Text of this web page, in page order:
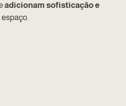
adicionam sofisticação e